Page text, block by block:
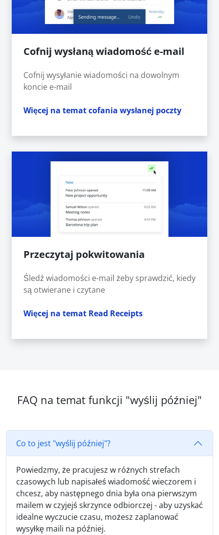
Cofnij wysłaną wiadomość e-mail
Cofnij wysyłanie wiadomości na dowolnym
koncie e-mail
Więcej na temat cofania wysłanej poczty
Przeczytaj pokwitowania
Śledź wiadomości e-mail żeby sprawdzić, kiedy
są otwierane i czytane
Więcej na temat Read Receipts
FAQ na temat funkcji "wyślij później"
Co to jest "wyślij później"?
Powiedzmy, że pracujesz w różnych strefach
czasowych lub napisałeś wiadomość wieczorem i
chcesz, aby następnego dnia była ona pierwszym
mailem w czyjejś skrzynce odbiorczej - aby uzyskać
idealne wyczucie czasu, możesz zaplanować
wysyłkę maili na później.